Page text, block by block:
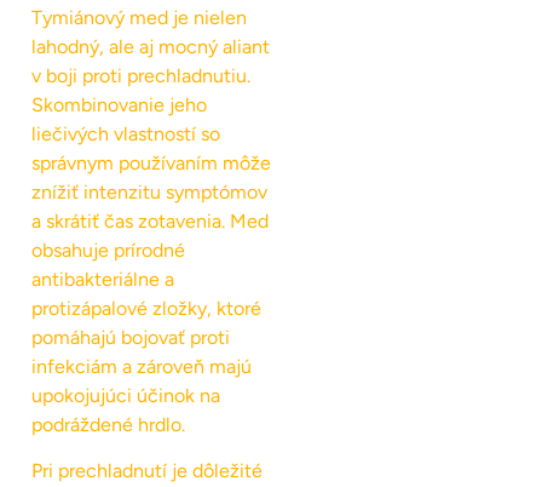
Tymiánový med je nielen
lahodný, ale aj mocný aliant
v boji proti prechladnutiu.
Skombinovanie jeho
liečivých vlastností so
správnym používaním môže
znížiť intenzitu symptómov
a skrátiť čas zotavenia. Med
obsahuje prírodné
antibakteriálne a
protizápalové zložky, ktoré
pomáhajú bojovať proti
infekciám a zároveň majú
upokojujúci účinok na
podráždené hrdlo.
Pri prechladnutí je dôležité